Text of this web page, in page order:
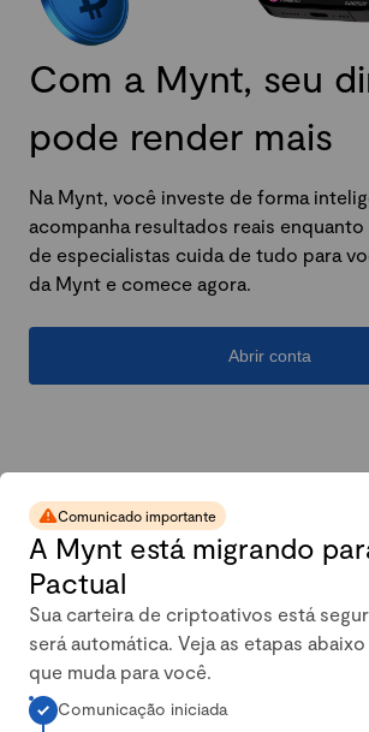
Com a Mynt, seu
pode render mais
Na Mynt, você investe de forma
acompanha resultados reais
de especialistas cuida de tudo para
da Mynt e comece agora.
Abrir conta
A carteira
Comunicado importante
A Mynt está migrando
Pactual
Sua carteira de criptoativos está
será automática. Veja as etapas
que muda para você.
Comunicação iniciada